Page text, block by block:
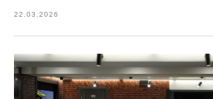
22.03.2026